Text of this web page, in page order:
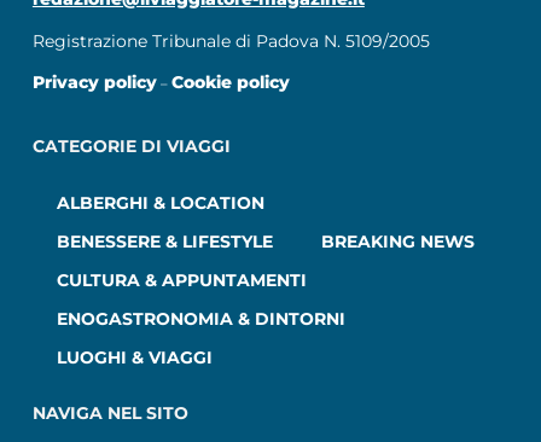
Registrazione Tribunale di Padova N. 5109/2005
Privacy policy– Cookie policy
CATEGORIE DI VIAGGI
ALBERGHI & LOCATION
BENESSERE & LIFESTYLE
BREAKING NEWS
CULTURA & APPUNTAMENTI
ENOGASTRONOMIA & DINTORNI
LUOGHI & VIAGGI
NAVIGA NEL SITO